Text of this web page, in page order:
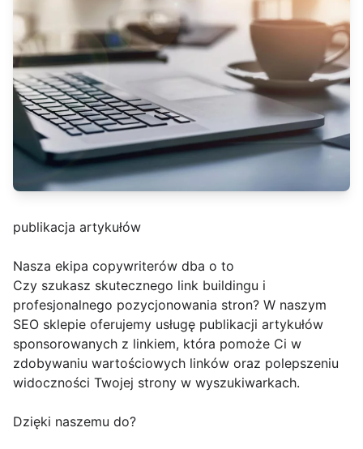
publikacja artykułów
Nasza ekipa copywriterów dba o to
Czy szukasz skutecznego link buildingu i
profesjonalnego pozycjonowania stron? W naszym
SEO sklepie oferujemy usługę publikacji artykułów
sponsorowanych z linkiem, która pomoże Ci w
zdobywaniu wartościowych linków oraz polepszeniu
widoczności Twojej strony w wyszukiwarkach.
Dzięki naszemu do?